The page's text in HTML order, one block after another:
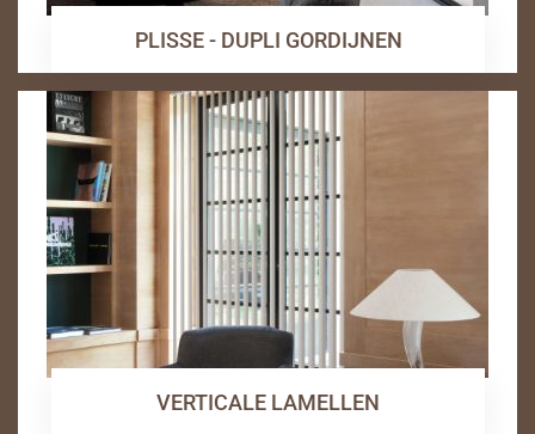
PLISSE - DUPLI GORDIJNEN
VERTICALE LAMELLEN